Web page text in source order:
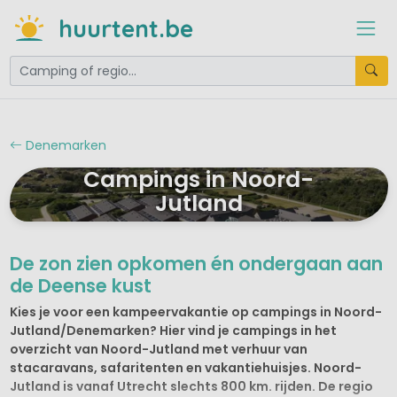
huurtent.be
Denemarken
Campings in Noord-
Jutland
De zon zien opkomen én ondergaan aan
de Deense kust
Kies je voor een kampeervakantie op campings in Noord-
Jutland/Denemarken? Hier vind je campings in het
overzicht van Noord-Jutland met verhuur van
stacaravans, safaritenten en vakantiehuisjes. Noord-
Jutland is vanaf Utrecht slechts 800 km. rijden. De regio